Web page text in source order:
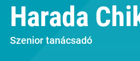
Harada
Szenior tanácsadó